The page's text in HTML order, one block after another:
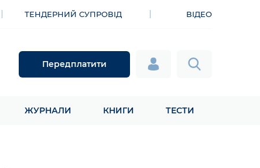
ТЕНДЕРНИЙ СУПРОВІД ВІДЕО
Передплатити
ЖУРНАЛИ КНИГИ ТЕСТИ